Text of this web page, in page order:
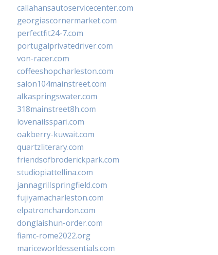
callahansautoservicecenter.com
georgiascornermarket.com
perfectfit24-7.com
portugalprivatedriver.com
von-racer.com
coffeeshopcharleston.com
salon104mainstreet.com
alkaspringswater.com
318mainstreet8h.com
lovenailsspari.com
oakberry-kuwait.com
quartzliterary.com
friendsofbroderickpark.com
studiopiattellina.com
jannagrillspringfield.com
fujiyamacharleston.com
elpatronchardon.com
donglaishun-order.com
fiamc-rome2022.org
mariceworldessentials.com